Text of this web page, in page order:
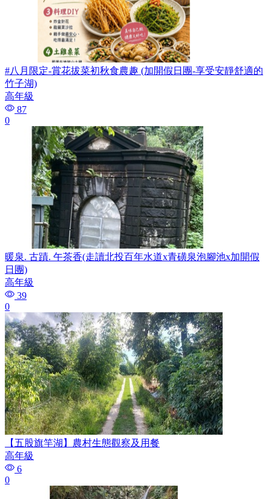
#八月限定-賞花拔菜初秋食農趣 (加開假日團-享受安靜舒適的
竹子湖)
高年級
87
0
暖泉. 古蹟. 午茶香(走讀北投百年水道x青磺泉泡腳池x加開假
日團)
高年級
39
0
【五股旗竿湖】農村生態觀察及用餐
高年級
6
0